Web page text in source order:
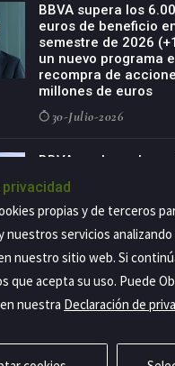
BBVA supera los
euros de beneficio
semestre de 2026
un nuevo programa
recompra de
millones de euros
30-Julio-2026
BBVA acelera el
de especialización
países
29-Julio-2026
Copyright@2026 Estrategia
propias y de terceros
nuestros servicios
nuestro sitio web. Si
que acepta su uso. Puede
nuestra Declaración de